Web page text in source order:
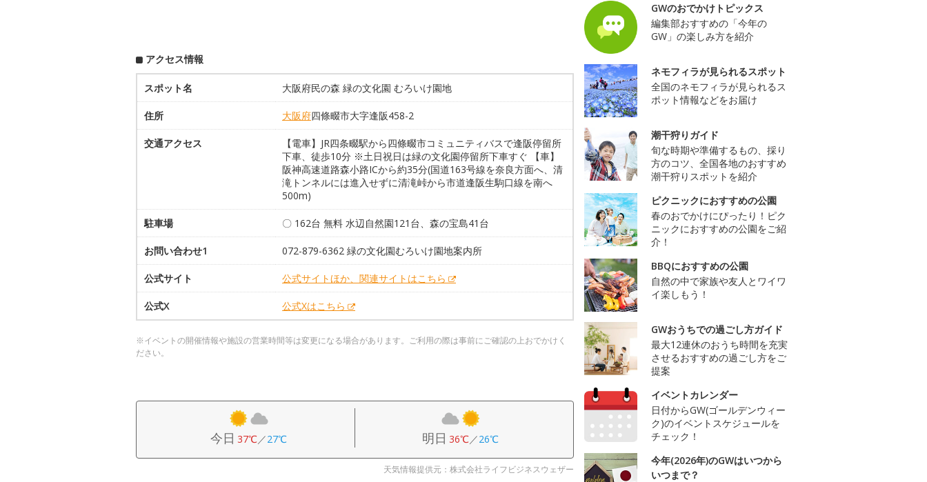
アクセス情報
スポット名 大阪府民の森 緑の文化園 むろいけ園地
住所 大阪府四條畷市大字逢阪458-2
交通アクセス
【電車】JR四条畷駅から四條畷市コミュニティバスで逢阪停留所
下車、徒歩10分 ※土日祝日は緑の文化園停留所下車すぐ 【車】
阪神高速道路森小路ICから約35分(国道163号線を奈良方面へ、清
滝トンネルには進入せずに清滝峠から市道逢阪生駒口線を南へ
500m)
駐車場 〇 162台 無料 水辺自然園121台、森の宝島41台
お問い合わせ1 072-879-6362 緑の文化園むろいけ園地案内所
公式サイト 公式サイトほか、関連サイトはこちら
公式X 公式Xはこちら
※イベントの開催情報や施設の営業時間等は変更になる場合があります。ご利用の際は事前にご確認の上おでかけく
ださい。
今日 37℃／27℃ 明日 36℃／26℃
天気情報提供元：株式会社ライフビジネスウェザー
GWのおでかけトピックス
編集部おすすめの「今年の
GW」の楽しみ方を紹介
ネモフィラが見られるスポット
全国のネモフィラが見られるス
ポット情報などをお届け
潮干狩りガイド
旬な時期や準備するもの、採り
方のコツ、全国各地のおすすめ
潮干狩りスポットを紹介
ピクニックにおすすめの公園
春のおでかけにぴったり！ピク
ニックにおすすめの公園をご紹
介！
BBQにおすすめの公園
自然の中で家族や友人とワイワ
イ楽しもう！
GWおうちでの過ごし方ガイド
最大12連休のおうち時間を充実
させるおすすめの過ごし方をご
提案
イベントカレンダー
日付からGW(ゴールデンウィー
ク)のイベントスケジュールを
チェック！
今年(2026年)のGWはいつから
いつまで？